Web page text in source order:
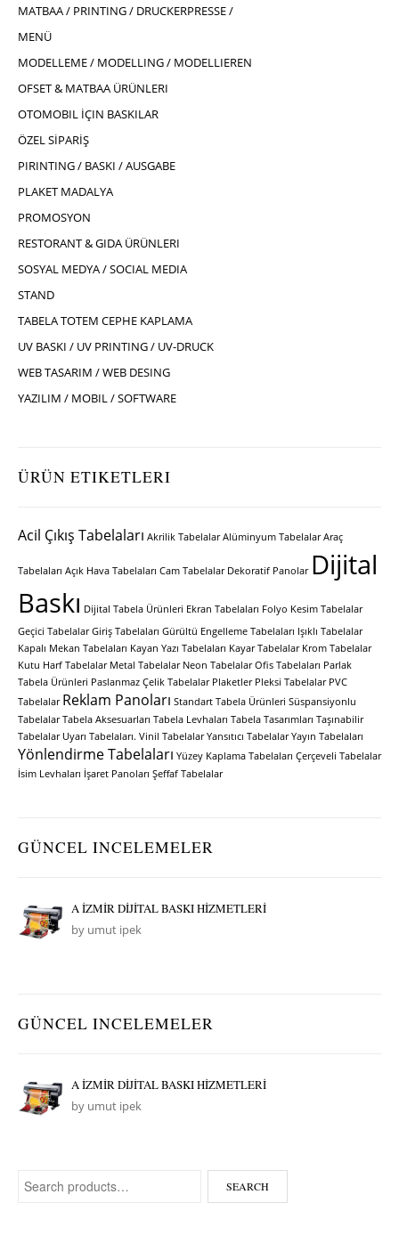
MATBAA / PRINTING / DRUCKERPRESSE /
MENÜ
MODELLEME / MODELLING / MODELLIEREN
OFSET & MATBAA ÜRÜNLERI
OTOMOBIL İÇIN BASKILAR
ÖZEL SİPARİŞ
PIRINTING / BASKI / AUSGABE
PLAKET MADALYA
PROMOSYON
RESTORANT & GIDA ÜRÜNLERI
SOSYAL MEDYA / SOCIAL MEDIA
STAND
TABELA TOTEM CEPHE KAPLAMA
UV BASKI / UV PRINTING / UV-DRUCK
WEB TASARIM / WEB DESING
YAZILIM / MOBIL / SOFTWARE
ÜRÜN ETIKETLERI
Acil Çıkış Tabelaları Akrilik Tabelalar Alüminyum Tabelalar Araç
Tabelaları Açık Hava Tabelaları Cam Tabelalar Dekoratif Panolar Dijital
Baskı Dijital Tabela Ürünleri Ekran Tabelaları Folyo Kesim Tabelalar
Geçici Tabelalar Giriş Tabelaları Gürültü Engelleme Tabelaları Işıklı Tabelalar
Kapalı Mekan Tabelaları Kayan Yazı Tabelaları Kayar Tabelalar Krom Tabelalar
Kutu Harf Tabelalar Metal Tabelalar Neon Tabelalar Ofis Tabelaları Parlak
Tabela Ürünleri Paslanmaz Çelik Tabelalar Plaketler Pleksi Tabelalar PVC
Tabelalar Reklam Panoları Standart Tabela Ürünleri Süspansiyonlu
Tabelalar Tabela Aksesuarları Tabela Levhaları Tabela Tasarımları Taşınabilir
Tabelalar Uyarı Tabelaları. Vinil Tabelalar Yansıtıcı Tabelalar Yayın Tabelaları
Yönlendirme Tabelaları Yüzey Kaplama Tabelaları Çerçeveli Tabelalar
İsim Levhaları İşaret Panoları Şeffaf Tabelalar
GÜNCEL INCELEMELER
A İZMİR DİJİTAL BASKI HİZMETLERİ
by umut ipek
GÜNCEL INCELEMELER
A İZMİR DİJİTAL BASKI HİZMETLERİ
by umut ipek
Search for: SEARCH